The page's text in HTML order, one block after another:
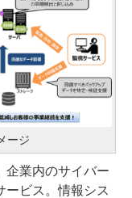
ージ
業内のサイバー
ービス。情報シス